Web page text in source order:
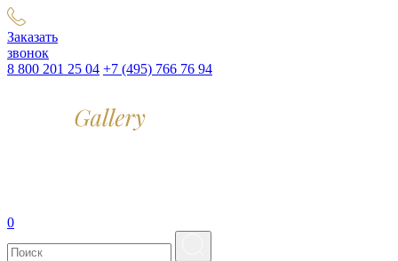
Заказать
звонок
8 800 201 25 04 +7 (495) 766 76 94
0